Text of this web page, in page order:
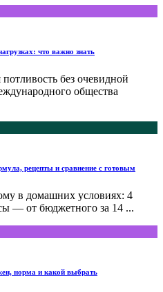
что важно знать
без очевидной
общества
рецепты и сравнение с готовым
в домашних условиях: 4
— от бюджетного за 14 ...
норма и какой выбрать